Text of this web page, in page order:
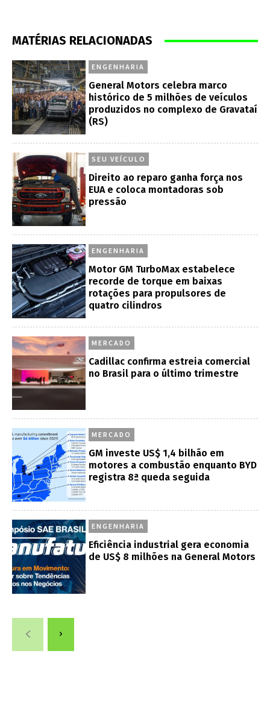
MATÉRIAS RELACIONADAS
ENGENHARIA
General Motors celebra marco
histórico de 5 milhões de veículos
produzidos no complexo de Gravataí
(RS)
SEU VEÍCULO
Direito ao reparo ganha força nos
EUA e coloca montadoras sob
pressão
ENGENHARIA
Motor GM TurboMax estabelece
recorde de torque em baixas
rotações para propulsores de
quatro cilindros
MERCADO
Cadillac confirma estreia comercial
no Brasil para o último trimestre
MERCADO
GM investe US$ 1,4 bilhão em
motores a combustão enquanto BYD
registra 8ª queda seguida
ENGENHARIA
Eficiência industrial gera economia
de US$ 8 milhões na General Motors